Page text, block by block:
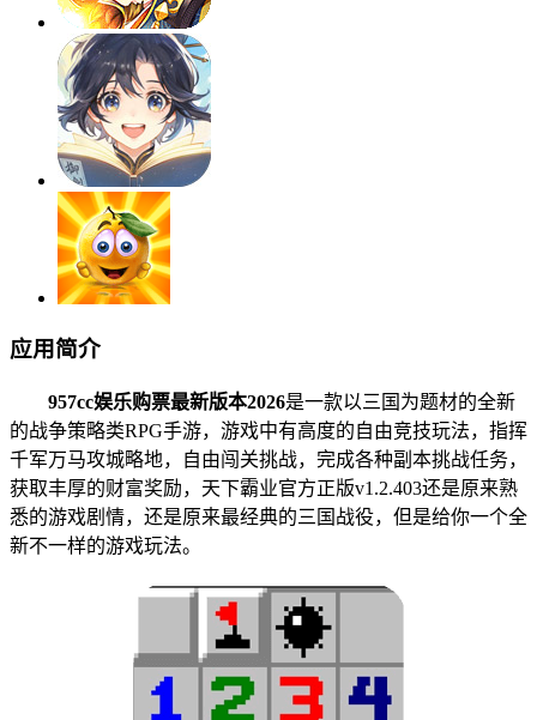
应用简介
957cc娱乐购票最新版本2026是一款以三国为题材的全新
的战争策略类RPG手游，游戏中有高度的自由竞技玩法，指挥
千军万马攻城略地，自由闯关挑战，完成各种副本挑战任务，
获取丰厚的财富奖励，天下霸业官方正版v1.2.403还是原来熟
悉的游戏剧情，还是原来最经典的三国战役，但是给你一个全
新不一样的游戏玩法。